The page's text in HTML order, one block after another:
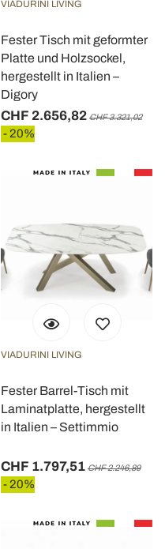
VIADURINI LIVING
Fester Tisch mit geformter
Platte und Holzsockel,
hergestellt in Italien –
Digory
CHF 2.656,82 CHF 3.321,02
- 20%
VIADURINI LIVING
Fester Barrel-Tisch mit
Laminatplatte, hergestellt
in Italien – Settimmio
CHF 1.797,51 CHF 2.246,89
- 20%